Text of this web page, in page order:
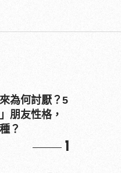
為何討厭？5
朋友性格，
？
1